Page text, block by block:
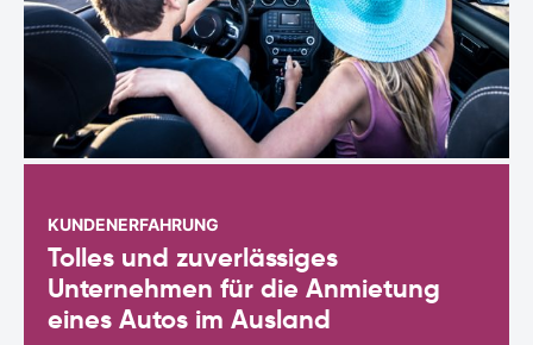
KUNDENERFAHRUNG
Tolles und zuverlässiges
Unternehmen für die Anmietung
eines Autos im Ausland